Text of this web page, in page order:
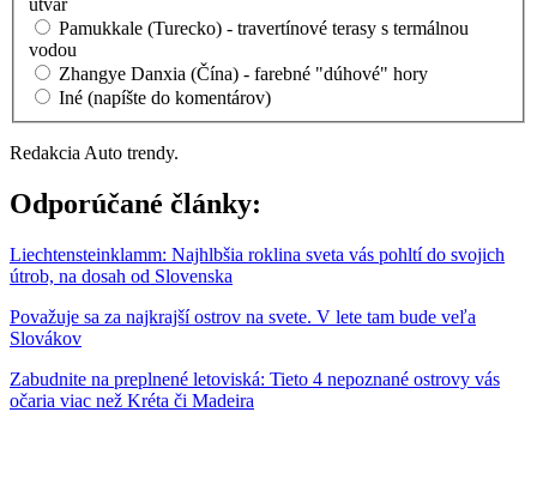
Pamukkale (Turecko) - travertínové terasy s termálnou
vodou
Zhangye Danxia (Čína) - farebné "dúhové" hory
Iné (napíšte do komentárov)
Redakcia Auto trendy.
Odporúčané články:
Liechtensteinklamm: Najhlbšia roklina sveta vás pohltí do svojich
útrob, na dosah od Slovenska
Považuje sa za najkrajší ostrov na svete. V lete tam bude veľa
Slovákov
Zabudnite na preplnené letoviská: Tieto 4 nepoznané ostrovy vás
očaria viac než Kréta či Madeira